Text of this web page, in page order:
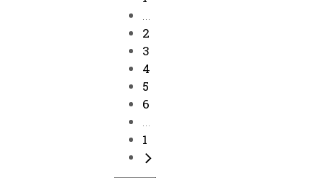
...
2
3
4
5
6
...
1